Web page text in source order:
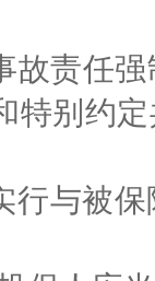
故责任
特别约
行与被